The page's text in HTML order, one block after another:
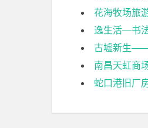
花海牧场旅
逸生活—书
古墟新生——
南昌天虹商
蛇口港旧厂